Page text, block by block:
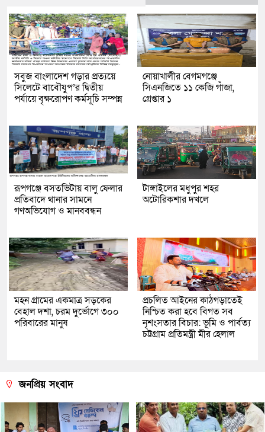
সবুজ বাংলাদেশ গড়ার প্রত্যয়ে
সিলেটে বাবৌযুপ’র দ্বিতীয়
পর্যায়ে বৃক্ষরোপণ কর্মসূচি সম্পন্ন
নোয়াখালীর বেগমগঞ্জে
সিএনজিতে ১১ কেজি গাঁজা,
গ্রেপ্তার ১
রূপগঞ্জে বসতভিটায় বালু ফেলার
প্রতিবাদে থানার সামনে
গণঅভিযোগ ও মানববন্ধন
টাঙ্গাইলের মধুপুর শহর
অটোরিকশার দখলে
মহন গ্রামের একমাত্র সড়কের
বেহাল দশা, চরম দুর্ভোগে ৩০০
পরিবারের মানুষ
প্রচলিত আইনের কাঠগড়াতেই
নিশ্চিত করা হবে বিগত সব
নৃশংসতার বিচার: ভূমি ও পার্বত্য
চট্টগ্রাম প্রতিমন্ত্রী মীর হেলাল
জনপ্রিয় সংবাদ